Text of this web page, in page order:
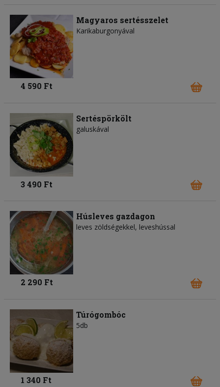
Magyaros sertésszelet
Karikaburgonyával
4 590 Ft
Sertéspörkölt
galuskával
3 490 Ft
Húsleves gazdagon
leves zöldségekkel, leveshússal
2 290 Ft
Túrógombóc
5db
1 340 Ft